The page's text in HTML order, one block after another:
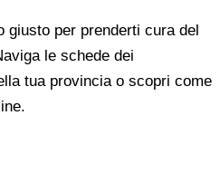
giusto per prenderti cura del
le schede dei
tua provincia o scopri come